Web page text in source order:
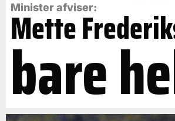
Minister afviser:
Mette
bare